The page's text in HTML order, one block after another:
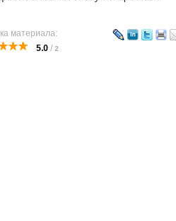
материала:
5.0 / 2